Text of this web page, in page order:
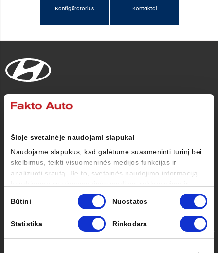
Šioje svetainėje naudojami slapukai
Naudojame slapukus, kad galėtume suasmeninti turinį bei
skelbimus, teikti visuomeninės medijos funkcijas ir
analizuoti srautą. Be to, svetainės naudojimo informaciją
analizės partneriais, kurie gali ją pridėti prie kitos jūsų
pateiktos arba naudojant paslaugas surinktos informacijos.
Būtini Nuostatos
Statistika Rinkodara
Konfigūratorius Kontaktai
Automobiliai
Pirkėjui
Savininkui